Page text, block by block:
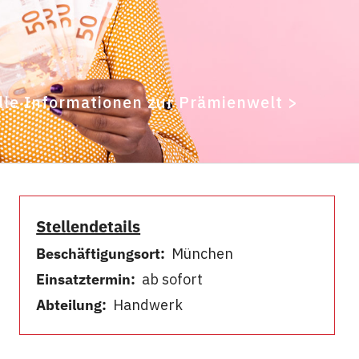
Informationen zur Prämienwelt >
Stellendetails
Beschäftigungsort: München
Einsatztermin: ab sofort
Abteilung: Handwerk